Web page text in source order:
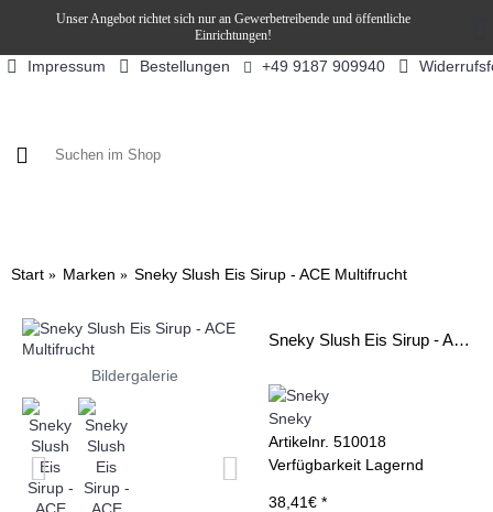
Unser Angebot richtet sich nur an Gewerbetreibende und öffentliche
Einrichtungen!
Impressum Bestellungen +49 9187 909940
Start Marken Sneky Slush Eis Sirup - ACE Multifrucht
Bildergalerie
Sneky Slush Eis Sirup - ACE Multifrucht
Sneky
Artikelnr. 510018
Verfügbarkeit Lagernd
38,41€ *